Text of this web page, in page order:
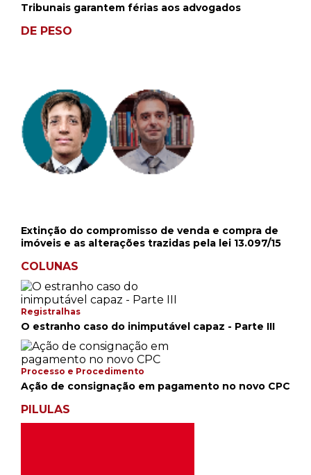
Tribunais garantem férias aos advogados
DE PESO
Extinção do compromisso de venda e compra de
imóveis e as alterações trazidas pela lei 13.097/15
COLUNAS
Registralhas
O estranho caso do inimputável capaz - Parte III
Processo e Procedimento
Ação de consignação em pagamento no novo CPC
PILULAS